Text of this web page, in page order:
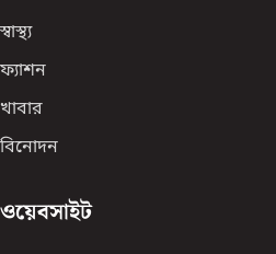
স্বাস্থ্য
ফ্যাশন
খাবার
বিনোদন
ওয়েবসাইট